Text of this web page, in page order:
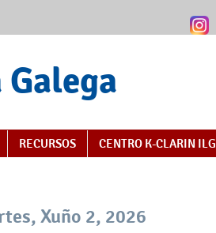
RECURSOS CENTRO K-CLARIN ILG
Xuño 2, 2026